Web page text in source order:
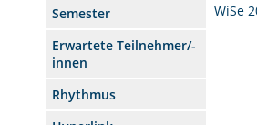
Semester
WiSe
Erwartete Teilnehmer/-
innen
Rhythmus